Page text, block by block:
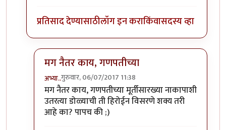
प्रतिसाद देण्यासाठीलॉग इन कराकिंवासदस्य व्हा
मग नैतर काय, गणपतीच्या
अभ्या..गुरुवार, 06/07/2017 11:38
In reply toहा..हा...byचांदणे संदीप
मग नैतर काय, गणपतीच्या मूर्तीसारख्या नाकापाशी
उतरत्या डोळ्याची ती हिरोईन विसरणे शक्य तरी
आहे का? पापच की ;)